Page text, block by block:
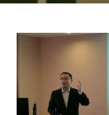
運動賽事
專業證書
防蚊產品
牙科產品
骨科產品
搜索